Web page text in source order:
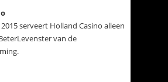
serveert Holland Casino alleen
van de